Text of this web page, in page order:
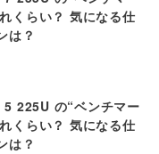
くらい？ 気になる仕
は？
225U の“ベンチマー
くらい？ 気になる仕
は？